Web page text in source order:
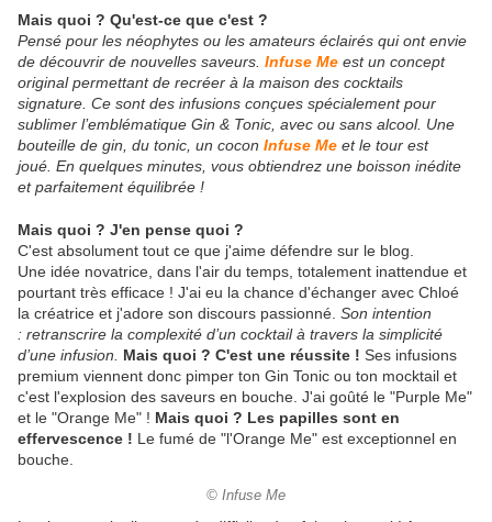
Mais quoi ? Qu'est-ce que c'est ?
Pensé pour les néophytes ou les amateurs éclairés qui ont envie
de découvrir de nouvelles saveurs. Infuse Me est un concept
original permettant de recréer à la maison des cocktails
signature. Ce sont des infusions conçues spécialement pour
sublimer l’emblématique Gin & Tonic, avec ou sans alcool. Une
bouteille de gin, du tonic, un cocon Infuse Me et le tour est
joué. En quelques minutes, vous obtiendrez une boisson inédite
et parfaitement équilibrée !
Mais quoi ? J'en pense quoi ?
C'est absolument tout ce que j'aime défendre sur le blog.
Une idée novatrice, dans l'air du temps, totalement inattendue et
pourtant très efficace ! J'ai eu la chance d'échanger avec Chloé
la créatrice et j'adore son discours passionné. Son intention
: retranscrire la complexité d’un cocktail à travers la simplicité
d’une infusion.
Mais quoi ? C'est une réussite ! Ses infusions
premium viennent donc pimper ton Gin Tonic ou ton mocktail et
c'est l'explosion des saveurs en bouche. J'ai goûté le "Purple Me"
et le "Orange Me" ! Mais quoi ? Les papilles sont en
effervescence ! Le fumé de "l'Orange Me" est exceptionnel en
bouche.
© Infuse Me